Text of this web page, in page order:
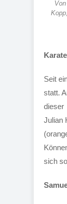
Seit
statt.
dieser
Julian
sich